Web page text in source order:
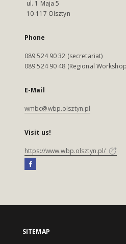
ul. 1 Maja 5
10-117 Olsztyn
Phone
089 524 90 32 (secretariat)
089 524 90 48 (Regional
E-Mail
wmbc@wbp.olsztyn.pl
Visit us!
https://www.wbp.olsztyn.pl/
SITEMAP